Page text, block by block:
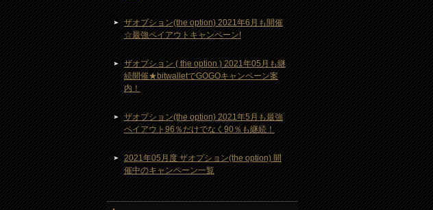
ザオプション(the option) 2021年6月も開催
☆最強ペイアウトキャンペーン!
ザオプション ( the option ) 2021年05月も継
続開催★bitwalletでGOGOキャンペーン案
内！
ザオプション(the option) 2021年5月も最強
ペイアウト96％だけでなく90％も継続！
2021年05月度 ザオプション(the option) 開
催中のキャンペーン一覧